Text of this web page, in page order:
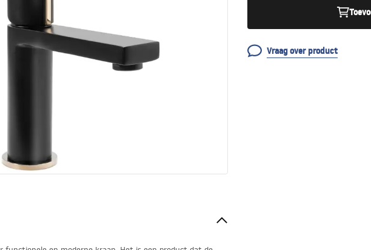
Vraag over product